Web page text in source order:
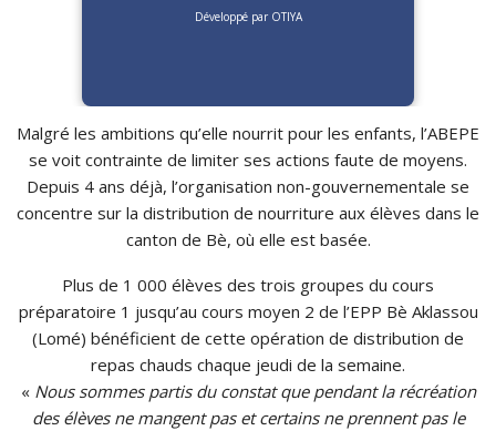
Développé par OTIYA
Malgré les ambitions qu’elle nourrit pour les enfants, l’ABEPE
se voit contrainte de limiter ses actions faute de moyens.
Depuis 4 ans déjà, l’organisation non-gouvernementale se
concentre sur la distribution de nourriture aux élèves dans le
canton de Bè, où elle est basée.
Plus de 1 000 élèves des trois groupes du cours
préparatoire 1 jusqu’au cours moyen 2 de l’EPP Bè Aklassou
(Lomé) bénéficient de cette opération de distribution de
repas chauds chaque jeudi de la semaine.
« Nous sommes partis du constat que pendant la récréation
des élèves ne mangent pas et certains ne prennent pas le